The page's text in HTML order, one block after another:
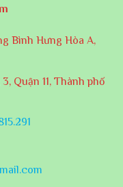
Bình Hưng Hòa A,
Quận 11, Thành phố